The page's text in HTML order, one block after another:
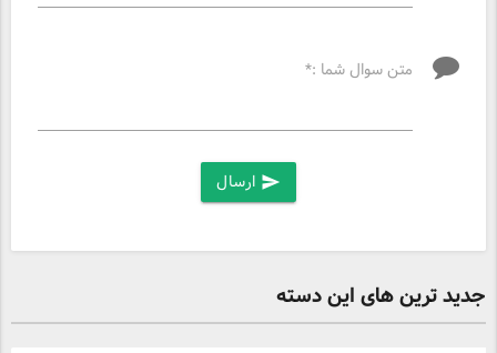
متن سوال شما :*
send
جدید ترین های این دسته